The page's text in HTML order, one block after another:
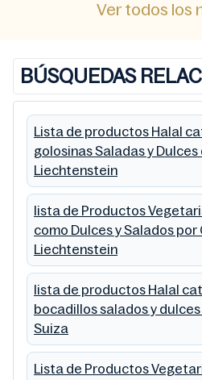
Ver todos los
BÚSQUEDAS
Lista de productos Halal
golosinas Saladas y
Liechtenstein
lista de Productos
como Dulces y Salados por
Liechtenstein
lista de productos Halal
bocadillos salados y
Suiza
Lista de Productos